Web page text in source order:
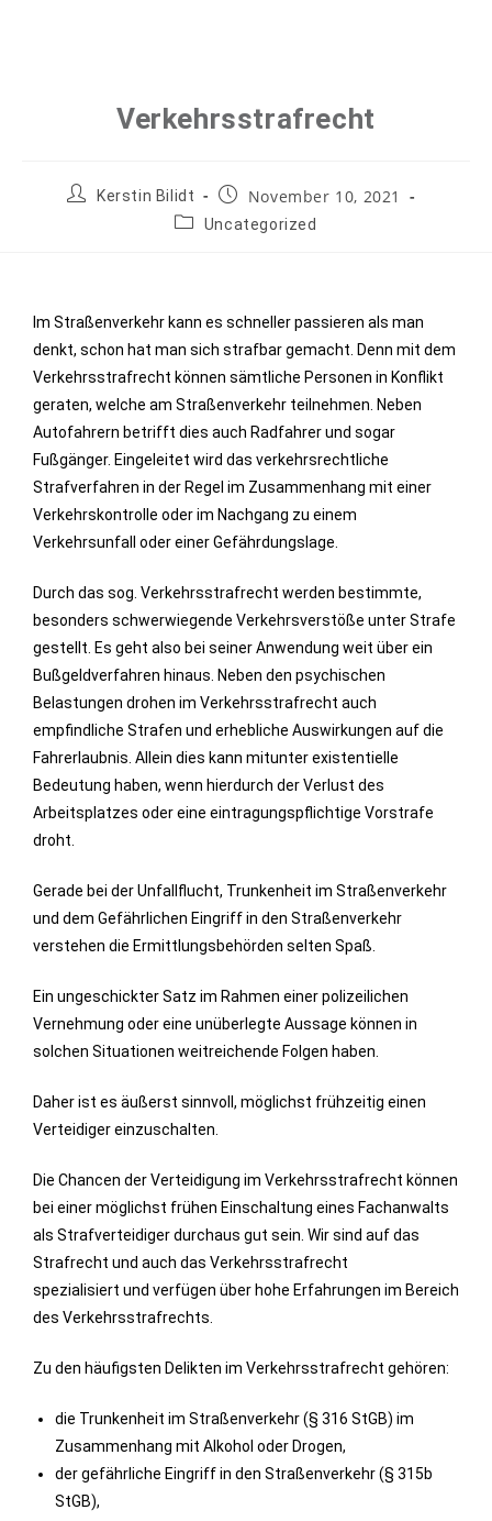
Verkehrsstrafrecht
Kerstin Bilidt November 10, 2021
Uncategorized
Im Straßenverkehr kann es schneller passieren als man
denkt, schon hat man sich strafbar gemacht. Denn mit dem
Verkehrsstrafrecht können sämtliche Personen in Konflikt
geraten, welche am Straßenverkehr teilnehmen. Neben
Autofahrern betrifft dies auch Radfahrer und sogar
Fußgänger. Eingeleitet wird das verkehrsrechtliche
Strafverfahren in der Regel im Zusammenhang mit einer
Verkehrskontrolle oder im Nachgang zu einem
Verkehrsunfall oder einer Gefährdungslage.
Durch das sog. Verkehrsstrafrecht werden bestimmte,
besonders schwerwiegende Verkehrsverstöße unter Strafe
gestellt. Es geht also bei seiner Anwendung weit über ein
Bußgeldverfahren hinaus. Neben den psychischen
Belastungen drohen im Verkehrsstrafrecht auch
empfindliche Strafen und erhebliche Auswirkungen auf die
Fahrerlaubnis. Allein dies kann mitunter existentielle
Bedeutung haben, wenn hierdurch der Verlust des
Arbeitsplatzes oder eine eintragungspflichtige Vorstrafe
droht.
Gerade bei der Unfallflucht, Trunkenheit im Straßenverkehr
und dem Gefährlichen Eingriff in den Straßenverkehr
verstehen die Ermittlungsbehörden selten Spaß.
Ein ungeschickter Satz im Rahmen einer polizeilichen
Vernehmung oder eine unüberlegte Aussage können in
solchen Situationen weitreichende Folgen haben.
Daher ist es äußerst sinnvoll, möglichst frühzeitig einen
Verteidiger einzuschalten.
Die Chancen der Verteidigung im Verkehrsstrafrecht können
bei einer möglichst frühen Einschaltung eines Fachanwalts
als Strafverteidiger durchaus gut sein. Wir sind auf das
Strafrecht und auch das Verkehrsstrafrecht
spezialisiert und verfügen über hohe Erfahrungen im Bereich
des Verkehrsstrafrechts.
Zu den häufigsten Delikten im Verkehrsstrafrecht gehören:
die Trunkenheit im Straßenverkehr (§ 316 StGB) im
Zusammenhang mit Alkohol oder Drogen,
der gefährliche Eingriff in den Straßenverkehr (§ 315b
StGB),